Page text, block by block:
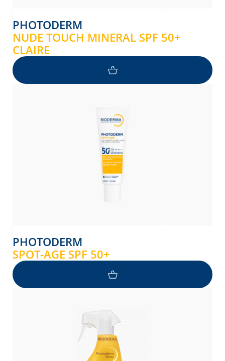
PHOTODERM
NUDE TOUCH MINERAL SPF 50+
CLAIRE
PHOTODERM
SPOT-AGE SPF 50+